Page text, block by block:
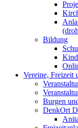
Bildung
Vereine, Freizeit
Burgen
DenkOrt